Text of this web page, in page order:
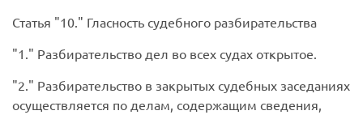
Статья
10.
Гласность судебного разбирательства
1.
Разбирательство дел во всех судах открытое.
2.
Разбирательство в закрытых судебных заседаниях
осуществляется по делам, содержащим сведения,